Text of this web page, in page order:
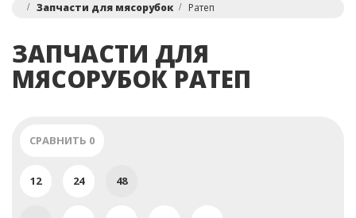
Запчасти для мясорубок Ратеп
ЗАПЧАСТИ ДЛЯ
МЯСОРУБОК РАТЕП
СРАВНИТЬ 0
12 24 48